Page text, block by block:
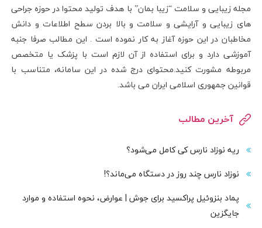
مجله زیبایی و سلامت “زیبا بمان” با هدف تولید محتوا در حوزه جراحی
های زیبایی و آرایشی و سلامت و بالا بردن سطح اطلاعات و دانش
مخاطبان در این حوزه آغاز به کار نموده است . این مطالب صرفا جنبه
آموزشی دارد و برای استفاده از آن لازم است با پزشک یا متخصص
مربوطه مشورت کنید.محتوای درج شده در این سامانه، متناسب با
قوانین جمهوری اسلامی ایران می باشد.
آخرین مطالب
ریه نوزاد نارس کی کامل می‌شود؟
نوزاد نارس چند روز در دستگاه می‌ماند؟!
پماد بنزوئیل پراکسید برای جوش | عوارض، نحوه استفاده و موارد
جایگزین